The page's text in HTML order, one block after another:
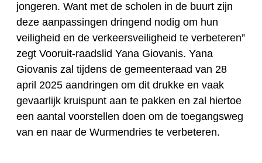
jongeren. Want met de scholen in de buurt zijn
deze aanpassingen dringend nodig om hun
veiligheid en de verkeersveiligheid te verbeteren”
zegt Vooruit-raadslid Yana Giovanis. Yana
Giovanis zal tijdens de gemeenteraad van 28
april 2025 aandringen om dit drukke en vaak
gevaarlijk kruispunt aan te pakken en zal hiertoe
een aantal voorstellen doen om de toegangsweg
van en naar de Wurmendries te verbeteren.